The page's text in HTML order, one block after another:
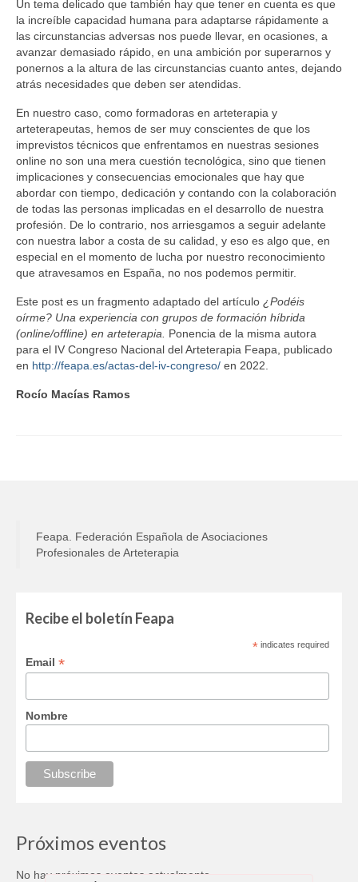
Un tema delicado que también hay que tener en cuenta es que
la increíble capacidad humana para adaptarse rápidamente a
las circunstancias adversas nos puede llevar, en ocasiones, a
avanzar demasiado rápido, en una ambición por superarnos y
ponernos a la altura de las circunstancias cuanto antes, dejando
atrás necesidades que deben ser atendidas.
En nuestro caso, como formadoras en arteterapia y
arteterapeutas, hemos de ser muy conscientes de que los
imprevistos técnicos que enfrentamos en nuestras sesiones
online no son una mera cuestión tecnológica, sino que tienen
implicaciones y consecuencias emocionales que hay que
abordar con tiempo, dedicación y contando con la colaboración
de todas las personas implicadas en el desarrollo de nuestra
profesión. De lo contrario, nos arriesgamos a seguir adelante
con nuestra labor a costa de su calidad, y eso es algo que, en
especial en el momento de lucha por nuestro reconocimiento
que atravesamos en España, no nos podemos permitir.
Este post es un fragmento adaptado del artículo ¿Podéis
oírme? Una experiencia con grupos de formación híbrida
(online/offline) en arteterapia. Ponencia de la misma autora
para el IV Congreso Nacional del Arteterapia Feapa, publicado
en http://feapa.es/actas-del-iv-congreso/ en 2022.
Rocío Macías Ramos
Feapa. Federación Española de Asociaciones
Profesionales de Arteterapia
Recibe el boletín Feapa
* indicates required
Email*
Nombre
Próximos eventos
No hay próximos eventos actualmente.